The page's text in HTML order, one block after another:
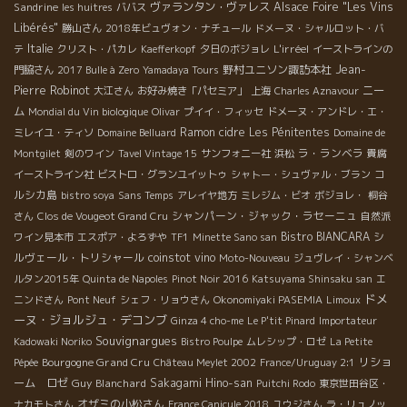
Sandrine les huitres ババス ヴァランタン・ヴァレス Alsace Foire "Les Vins
Libérés" 勝山さん 2018年ビュヴォン・ナチュール ドメーヌ・シャルロット・バ
テ Italie クリスト・パカレ Kaefferkopf 夕日のボジョレ L'irréel イーストラインの
門脇さん 2017 Bulle à Zero Yamadaya Tours 野村ユニソン諏訪本社 Jean-
Pierre Robinot 大江さん お好み焼き「パセミア」 上海 Charles Aznavour ニー
ム Mondial du Vin biologique Olivar プイイ・フィッセ ドメーヌ・アンドレ・エ・
ミレイユ・ティソ Domaine Belluard Ramon cidre Les Pénitentes Domaine de
Montgilet 剣のワイン Tavel Vintage 15 サンフォニー社 浜松 ラ・ランベラ 貴腐
イーストライン社 ビストロ・グランユイットゥ シャトー・シュヴァル・ブラン コ
ルシカ島 bistro soya Sans Temps アレイヤ地方 ミレジム・ビオ ボジョレ・ 桐谷
さん Clos de Vougeot Grand Cru シャンパーン・ジャック・ラセーニュ 自然派
ワイン見本市 エスポア・よろずや TF1 Minette Sano san Bistro BIANCARA シ
ルヴェール・トリシャール coinstot vino Moto-Nouveau ジュヴレイ・シャンベ
ルタン2015年 Quinta de Napoles Pinot Noir 2016 Katsuyama Shinsaku san エ
ニンドさん Pont Neuf シェフ・リョウさん Okonomiyaki PASEMIA Limoux ドメ
ーヌ・ジョルジュ・デコンブ Ginza 4 cho-me Le P'tit Pinard Importateur
Kadowaki Noriko Souvignargues Bistro Poulpe ムレシップ・ロゼ La Petite
Pépée Bourgogne Grand Cru Château Meylet 2002 France/Uruguay 2:1 リショ
ーム ロゼ Guy Blanchard Sakagami Hino-san Puitchi Rodo 東京世田谷区・
ナカモトさん オザミの小松さん France Canicule 2018 ユウジさん ラ・リュノッ